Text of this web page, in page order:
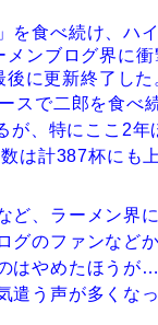
を食べ続け、ハ
メンブログ界に
に更新終了した
スで二郎を食べ
が、特にここ2年
は計387杯にも上
、ラーメン界
グのファンなど
はやめたほうが
遣う声が多くなっ